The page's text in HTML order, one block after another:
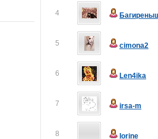
4
5 cimona2
6 Len4ika
7 irsa-m
8 lorine